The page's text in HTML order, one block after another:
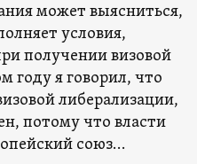
может выясниться,
условия,
получении визовой
году я говорил, что
либерализации,
потому что власти
союз…